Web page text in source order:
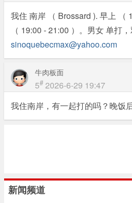
我住 南岸 （ Brossard ). 早上 （
（ 19:00 - 21:00 ）。男女 单打，
sinoquebecmax@yahoo.com
牛肉板面
5# 2026-6-29 19:47
我住南岸，有一起打的吗？晚饭
新闻频道